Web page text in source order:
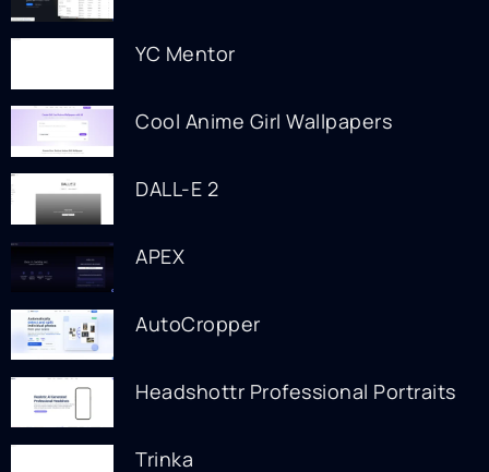
YC Mentor
Cool Anime Girl Wallpapers
DALL-E 2
APEX
AutoCropper
Headshottr Professional Portraits
Trinka